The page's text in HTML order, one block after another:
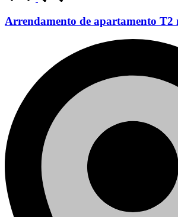
Arrendamento de apartamento T2